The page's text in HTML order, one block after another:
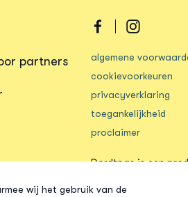
partners
op
facebook
op
instagram
algemene
cookievoorkeuren
privacyverklaring
toegankelijkheid
proclaimer
Dordtpas is een
wij het gebruik van de